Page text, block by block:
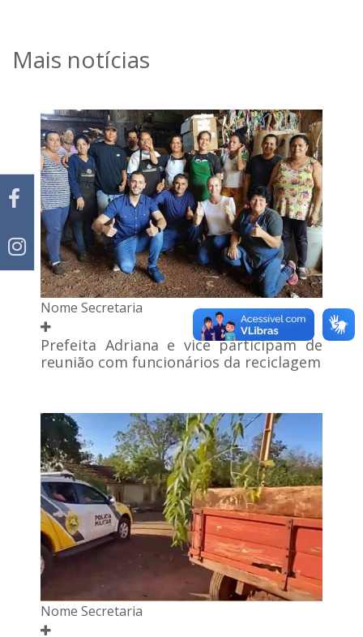
Mais notícias
Nome Secretaria
Prefeita Adriana e vice participam de
reunião com funcionários da reciclagem
Nome Secretaria